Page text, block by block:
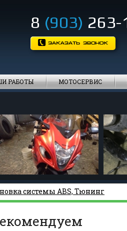
8 (903) 263-
РАБОТЫ МОТОСЕРВИС
системы ABS, Тюнинг